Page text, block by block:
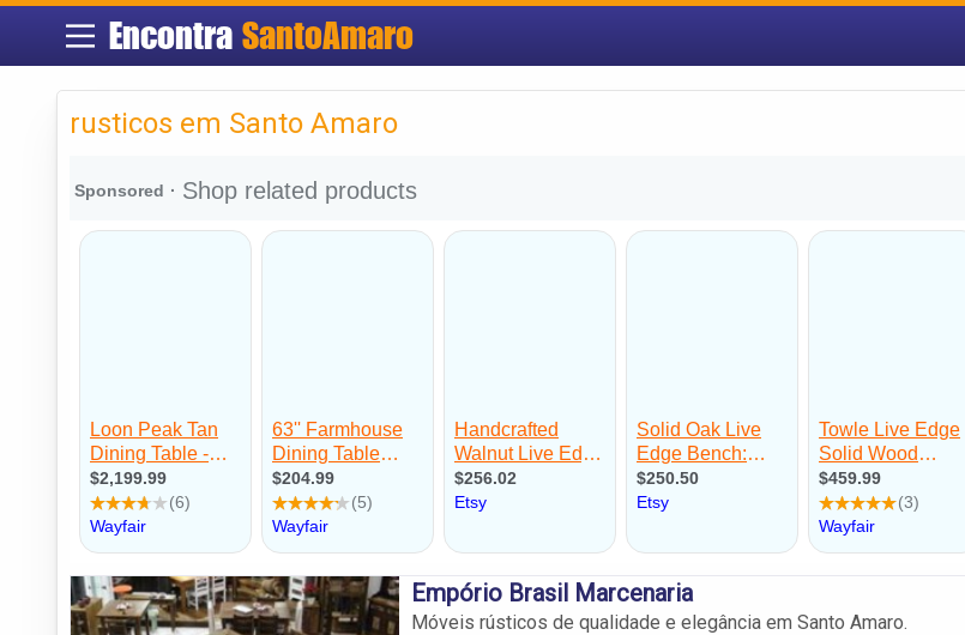
Encontra SantoAmaro
rusticos em Santo Amaro
Empório Brasil Marcenaria
Móveis rústicos de qualidade e elegância em Santo Amaro.